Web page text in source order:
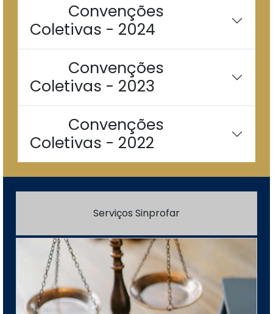
Convenções
Coletivas - 2024
Convenções
Coletivas - 2023
Convenções
Coletivas - 2022
Serviços Sinprofar